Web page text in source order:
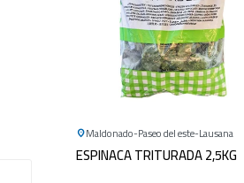
Maldonado Paseo del este Lausana
ESPINACA TRITURADA 2,5KG